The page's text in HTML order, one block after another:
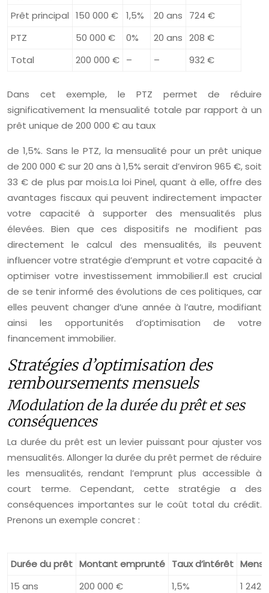
Prêt principal 150 000 € 1,5% 20 ans
724 €
PTZ
50 000 € 0% 20 ans 208 €
Total
200 000 € – – 932 €
Dans cet exemple, le PTZ permet de réduire
significativement la mensualité totale par rapport à un
prêt unique de 200 000 € au taux
de 1,5%. Sans le PTZ, la mensualité pour un prêt unique
de 200 000 € sur 20 ans à 1,5% serait d’environ 965 €, soit
33 € de plus par mois.La loi Pinel, quant à elle, offre des
avantages fiscaux qui peuvent indirectement impacter
votre capacité à supporter des mensualités plus
élevées. Bien que ces dispositifs ne modifient pas
directement le calcul des mensualités, ils peuvent
influencer votre stratégie d’emprunt et votre capacité à
optimiser votre investissement immobilier.Il est crucial
de se tenir informé des évolutions de ces politiques, car
elles peuvent changer d’une année à l’autre, modifiant
ainsi les opportunités d’optimisation de votre
financement immobilier.
Stratégies d’optimisation des
remboursements mensuels
Modulation de la durée du prêt et ses
conséquences
La durée du prêt est un levier puissant pour ajuster vos
mensualités. Allonger la durée du prêt permet de réduire
les mensualités, rendant l’emprunt plus accessible à
court terme. Cependant, cette stratégie a des
conséquences importantes sur le coût total du crédit.
Prenons un exemple concret :
Durée du prêt Montant emprunté Taux d’intérêt
15 ans
200 000 € 1,5%
1 242